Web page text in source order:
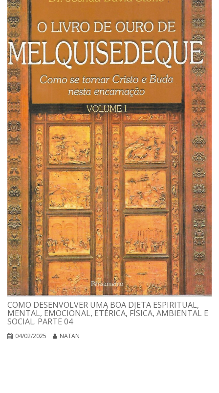
COMO DESENVOLVER UMA BOA DIETA ESPIRITUAL,
MENTAL, EMOCIONAL, ETÉRICA, FÍSICA, AMBIENTAL E
SOCIAL. PARTE 04
04/02/2025 NATAN